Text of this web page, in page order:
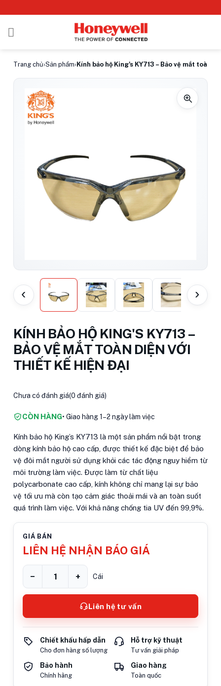
qua
nội
Trang chủ›Sản phẩm› Kính bảo hộ King's KY713 – Bảo vệ mắt toàn
‹ ›
KÍNH BẢO HỘ KING'S KY713 –
BẢO VỆ MẮT TOÀN DIỆN VỚI
THIẾT KẾ HIỆN ĐẠI
Chưa có đánh giá(0 đánh giá)
CÒN HÀNG• Giao hàng 1–2 ngày làm việc
Kính bảo hộ King’s KY713 là một sản phẩm nổi bật trong
dòng kính bảo hộ cao cấp, được thiết kế đặc biệt để bảo
vệ đôi mắt người sử dụng khỏi các tác động nguy hiểm từ
môi trường làm việc. Được làm từ chất liệu
polycarbonate cao cấp, kính không chỉ mang lại sự bảo
vệ tối ưu mà còn tạo cảm giác thoải mái và an toàn suốt
quá trình làm việc. Với khả năng chống tia UV đến 99,9%.
GIÁ BÁN
LIÊN HỆ NHẬN BÁO GIÁ
− + Cái
Liên hệ tư vấn
Chiết khấu hấp dẫn
Cho đơn hàng số lượng
Hỗ trợ kỹ thuật
Tư vấn giải pháp
Bảo hành
Chính hãng
Giao hàng
Toàn quốc